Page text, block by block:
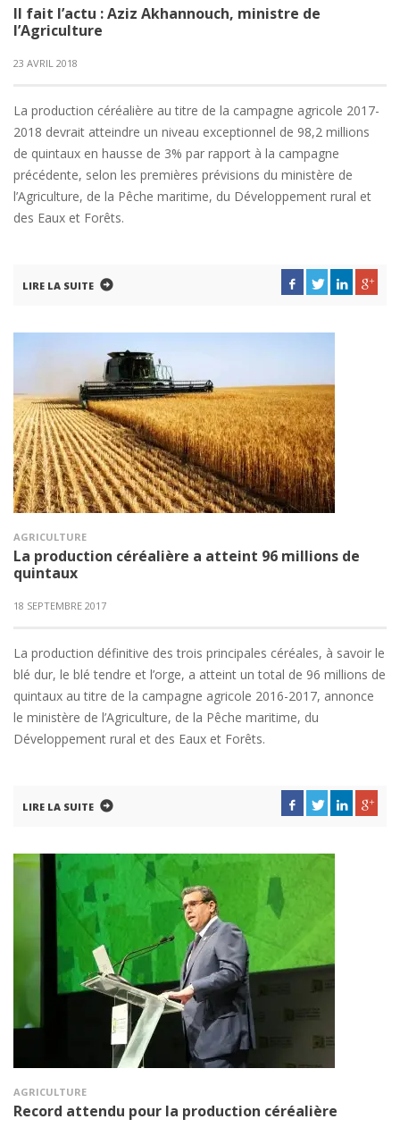
Il fait l’actu : Aziz Akhannouch, ministre de
l’Agriculture
23 AVRIL 2018
La production céréalière au titre de la campagne agricole 2017-
2018 devrait atteindre un niveau exceptionnel de 98,2 millions
de quintaux en hausse de 3% par rapport à la campagne
précédente, selon les premières prévisions du ministère de
l’Agriculture, de la Pêche maritime, du Développement rural et
des Eaux et Forêts.
LIRE LA SUITE
AGRICULTURE
La production céréalière a atteint 96 millions de
quintaux
18 SEPTEMBRE 2017
La production définitive des trois principales céréales, à savoir le
blé dur, le blé tendre et l’orge, a atteint un total de 96 millions de
quintaux au titre de la campagne agricole 2016-2017, annonce
le ministère de l’Agriculture, de la Pêche maritime, du
Développement rural et des Eaux et Forêts.
LIRE LA SUITE
AGRICULTURE
Record attendu pour la production céréalière